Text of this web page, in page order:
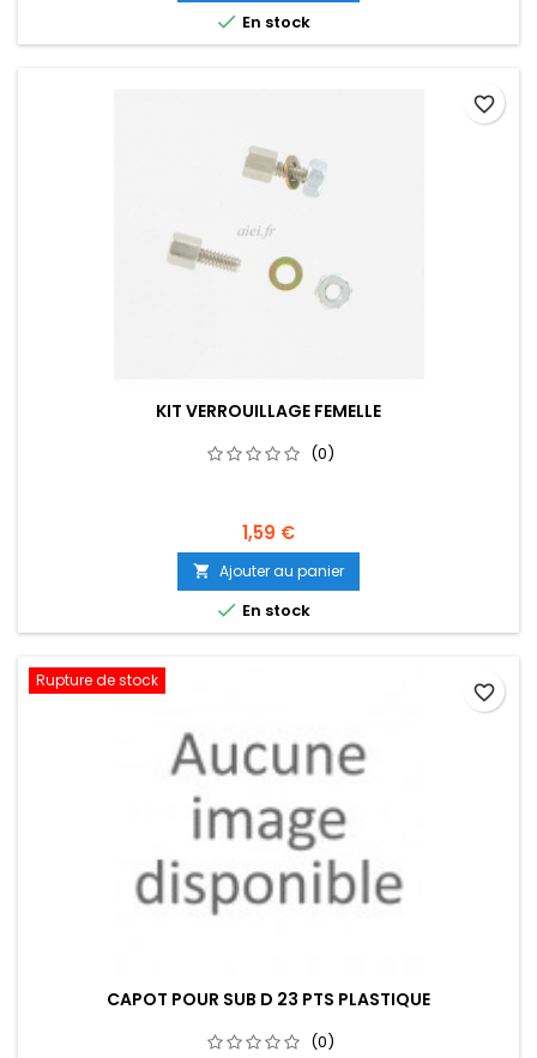
 En stock
KIT VERROUILLAGE FEMELLE
(0)
1,59 €
 Ajouter au panier
 En stock
favorite_border
Rupture de stock
CAPOT POUR SUB D 23 PTS PLASTIQUE
(0)
favorite_border